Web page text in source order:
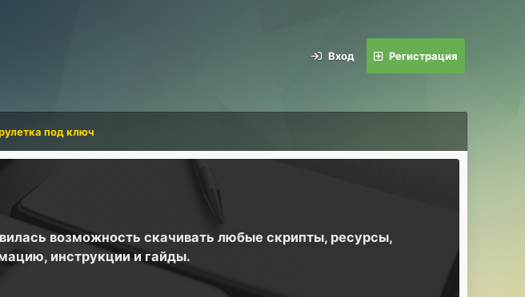
Вход Регистрация
под ключ
возможность скачивать любые скрипты, ресурсы,
инструкции и гайды.